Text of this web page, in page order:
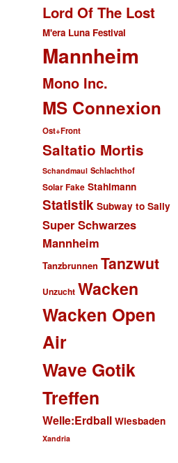
Lord Of The Lost
M'era Luna Festival
Mannheim
Mono Inc.
MS Connexion
Ost+Front
Saltatio Mortis
Schandmaul Schlachthof
Solar Fake Stahlmann
Statistik Subway to Sally
Super Schwarzes
Mannheim
Tanzbrunnen Tanzwut
Unzucht Wacken
Wacken Open
Air
Wave Gotik
Treffen
Welle:Erdball Wiesbaden
Xandria